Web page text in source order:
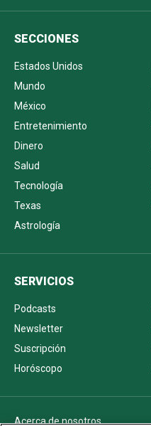
SECCIONES
Estados Unidos
Mundo
México
Entretenimiento
Dinero
Salud
Tecnología
Texas
Astrología
SERVICIOS
Podcasts
Newsletter
Suscripción
Horóscopo
Acerca de nosotros